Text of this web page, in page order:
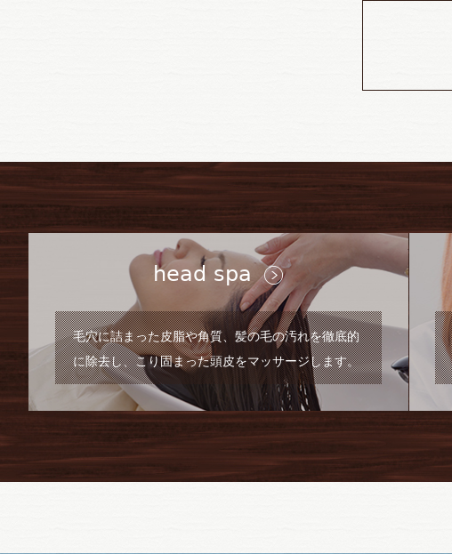
link
head spa
毛穴に詰まった皮脂や角質、髪の毛の汚れを徹底的
に除去し、こり固まった頭皮をマッサージします。